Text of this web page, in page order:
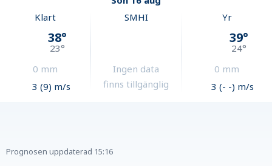
Klart
38°
23°
0 mm
3 (9) m/s
SMHI
Ingen data
finns tillgänglig
Yr
39°
24°
0 mm
3 (- -) m/s
Prognosen uppdaterad 15:16